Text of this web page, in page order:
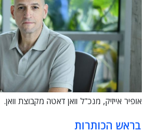
אופיר אייזיק, מנכ"ל וואן דאטה מקבוצת וואן.
בראש הכותרות